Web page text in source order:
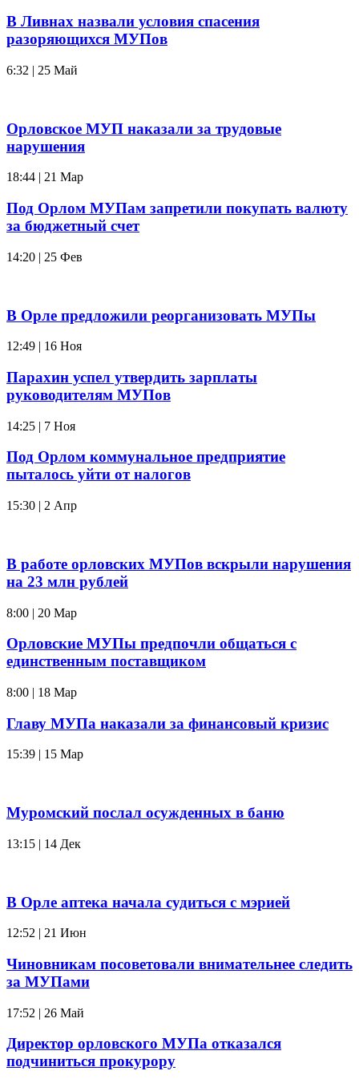
В Ливнах назвали условия спасения
разоряющихся МУПов
6:32 | 25 Май
Орловское МУП наказали за трудовые
нарушения
18:44 | 21 Мар
Под Орлом МУПам запретили покупать валюту
за бюджетный счет
14:20 | 25 Фев
В Орле предложили реорганизовать МУПы
12:49 | 16 Ноя
Парахин успел утвердить зарплаты
руководителям МУПов
14:25 | 7 Ноя
Под Орлом коммунальное предприятие
пыталось уйти от налогов
15:30 | 2 Апр
В работе орловских МУПов вскрыли нарушения
на 23 млн рублей
8:00 | 20 Мар
Орловские МУПы предпочли общаться с
единственным поставщиком
8:00 | 18 Мар
Главу МУПа наказали за финансовый кризис
15:39 | 15 Мар
Муромский послал осужденных в баню
13:15 | 14 Дек
В Орле аптека начала судиться с мэрией
12:52 | 21 Июн
Чиновникам посоветовали внимательнее следить
за МУПами
17:52 | 26 Май
Директор орловского МУПа отказался
подчиниться прокурору